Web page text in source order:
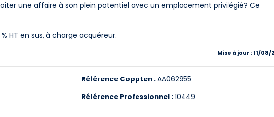
une affaire à son plein potentiel avec un emplacement privilégié? Ce
HT en sus, à charge acquéreur.
Mise à jour : 11/08/
Référence Coppten :AA062955
Référence Professionnel :10449